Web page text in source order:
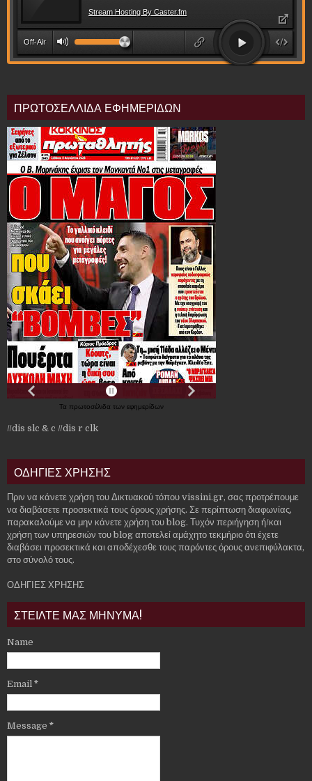
ΠΡΩΤΟΣΕΛΛΙΔΑ ΕΦΗΜΕΡΙΔΩΝ
Τα πρωτοσέλιδα των εφημερίδων
//dis slc & c //dis r clk
ΟΔΗΓΙΕΣ ΧΡΗΣΗΣ
Πριν να κάνετε χρήση του Δικτυακού τόπου vissini.gr, σας προτρέπουμε
να διαβάσετε προσεκτικά τους όρους χρήσης. Σε περίπτωση διαφωνίας,
παρακαλούμε να μην κάνετε χρήση του blog. Τυχόν περιήγηση ή/και
χρήση των υπηρεσιών του blog αποτελεί αμάχητο τεκμήριο ότι έχετε
διαβάσει προσεκτικά και αποδέχεσθε τους παρόντες όρους ανεπιφύλακτα,
στο σύνολό τους.
ΟΔΗΓΙΕΣ ΧΡΗΣΗΣ
ΣΤΕΙΛΤΕ ΜΑΣ ΜΗΝΥΜΑ!
Name
Email *
Message *